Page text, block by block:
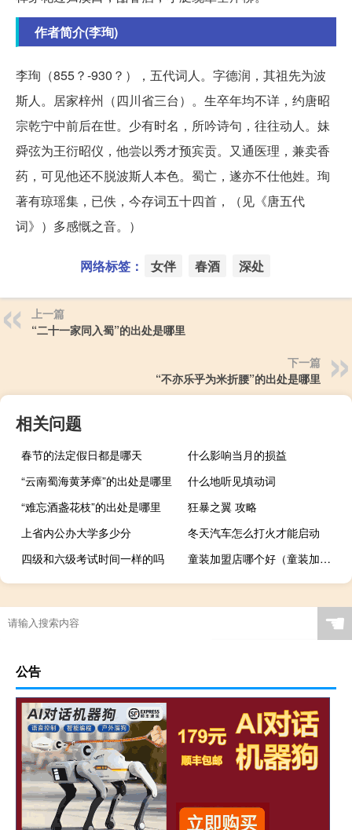
作者简介(李珣)
李珣（855？-930？），五代词人。字德润，其祖先为波
斯人。居家梓州（四川省三台）。生卒年均不详，约唐昭
宗乾宁中前后在世。少有时名，所吟诗句，往往动人。妹
舜弦为王衍昭仪，他尝以秀才预宾贡。又通医理，兼卖香
药，可见他还不脱波斯人本色。蜀亡，遂亦不仕他姓。珣
著有琼瑶集，已佚，今存词五十四首，（见《唐五代
词》）多感慨之音。）
网络标签： 女伴 春酒 深处
上一篇
“二十一家同入蜀”的出处是哪里
下一篇
“不亦乐乎为米折腰”的出处是哪里
相关问题
春节的法定假日都是哪天
什么影响当月的损益
“云南蜀海黄茅瘴”的出处是哪里
什么地听见填动词
“难忘酒盏花枝”的出处是哪里
狂暴之翼 攻略
上省内公办大学多少分
冬天汽车怎么打火才能启动
四级和六级考试时间一样的吗
童装加盟店哪个好（童装加盟店哪家好）
☚
公告